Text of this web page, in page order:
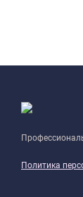
Политика